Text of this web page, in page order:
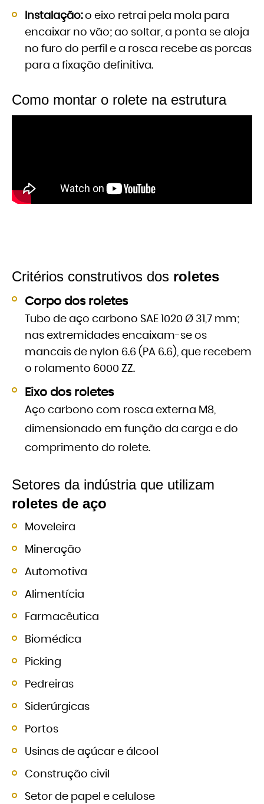
Instalação:o eixo retrai pela mola para
encaixar no vão; ao soltar, a ponta se aloja
no furo do perfil e a rosca recebe as porcas
para a fixação definitiva.
Como montar o rolete na estrutura
Critérios construtivos dos roletes
Corpo dos roletes
Tubo de aço carbono SAE 1020 Ø 31,7 mm;
nas extremidades encaixam-se os
mancais de nylon 6.6 (PA 6.6), que recebem
o rolamento 6000 ZZ.
Eixo dos roletes
Aço carbono com rosca externa M8,
dimensionado em função da carga e do
comprimento do rolete.
Setores da indústria que utilizam
roletes de aço
Moveleira
Mineração
Automotiva
Alimentícia
Farmacêutica
Biomédica
Picking
Pedreiras
Siderúrgicas
Portos
Usinas de açúcar e álcool
Construção civil
Setor de papel e celulose